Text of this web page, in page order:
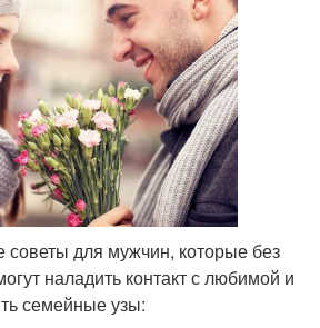
для мужчин, которые без
наладить контакт с любимой и
семейные узы: